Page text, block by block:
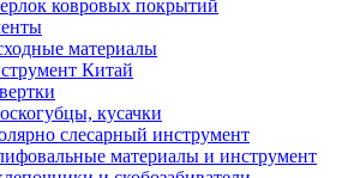
ковровых покрытий
материалы
Китай
кусачки
слесарный инструмент
материалы и инструмент